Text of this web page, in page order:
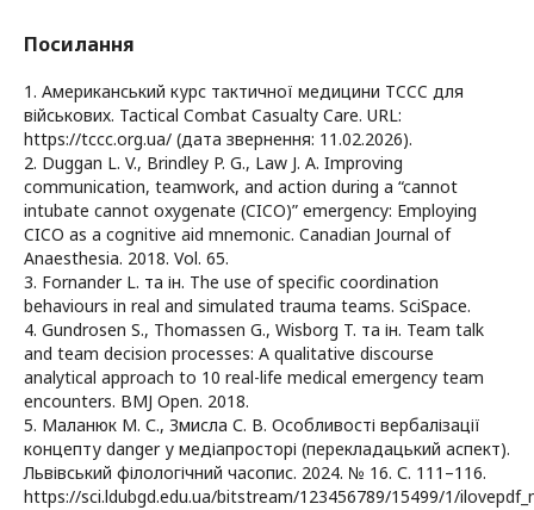
Посилання
1. Американський курс тактичної медицини TCCC для
військових. Tactical Combat Casualty Care. URL:
https://tccc.org.ua/ (дата звернення: 11.02.2026).
2. Duggan L. V., Brindley P. G., Law J. A. Improving
communication, teamwork, and action during a “cannot
intubate cannot oxygenate (CICO)” emergency: Employing
CICO as a cognitive aid mnemonic. Canadian Journal of
Anaesthesia. 2018. Vol. 65.
3. Fornander L. та ін. The use of specific coordination
behaviours in real and simulated trauma teams. SciSpace.
4. Gundrosen S., Thomassen G., Wisborg T. та ін. Team talk
and team decision processes: A qualitative discourse
analytical approach to 10 real-life medical emergency team
encounters. BMJ Open. 2018.
5. Маланюк М. С., Змисла С. В. Особливості вербалізації
концепту danger у медіапросторі (перекладацький аспект).
Львівський філологічний часопис. 2024. № 16. С. 111–116.
https://sci.ldubgd.edu.ua/bitstream/123456789/15499/1/